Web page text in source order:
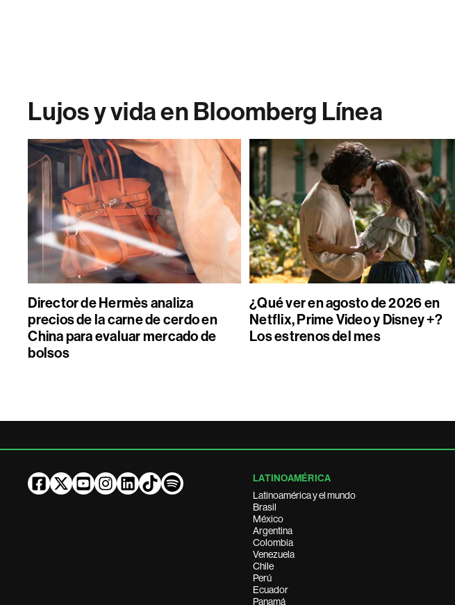
Lujos y vida en Bloomberg Línea
Director de Hermès analiza
precios de la carne de cerdo en
China para evaluar mercado de
bolsos
¿Qué ver en agosto de 2026 en
Netflix, Prime Video y Disney +?
Los estrenos del mes
LATINOAMÉRICA
Latinoamérica y el mundo
Brasil
México
Argentina
Colombia
Venezuela
Chile
Perú
Ecuador
Panamá